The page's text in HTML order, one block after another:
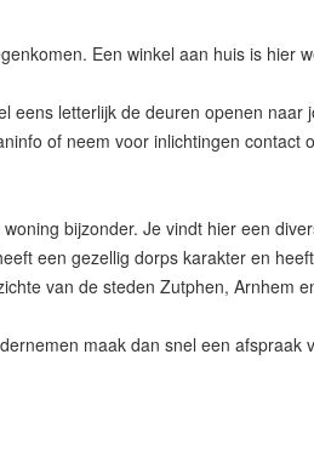
Een winkel aan huis is hier
eens letterlijk de deuren openen naar
of neem voor inlichtingen contact
bijzonder. Je vindt hier een
een gezellig dorps karakter en
van de steden Zutphen, Arnhem
maak dan snel een afspraak